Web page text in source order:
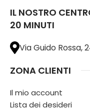
IL NOSTRO
20 MINUTI
Via Guido Rossa,
ZONA CLIENTI
Il mio account
Lista dei desideri